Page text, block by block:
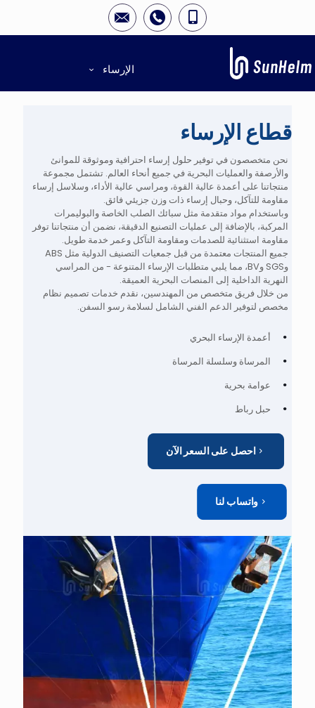
الإرساء
قطاع الإرساء
نحن متخصصون في توفير حلول إرساء احترافية وموثوقة للموانئ
والأرصفة والعمليات البحرية في جميع أنحاء العالم. تشتمل مجموعة
منتجاتنا على أعمدة عالية القوة، ومراسي عالية الأداء، وسلاسل إرساء
مقاومة للتآكل، وحبال إرساء ذات وزن جزيئي فائق.
وباستخدام مواد متقدمة مثل سبائك الصلب الخاصة والبوليمرات
المركبة، بالإضافة إلى عمليات التصنيع الدقيقة، نضمن أن منتجاتنا توفر
مقاومة استثنائية للصدمات ومقاومة التآكل وعمر خدمة طويل.
جميع المنتجات معتمدة من قبل جمعيات التصنيف الدولية مثل ABS
وSGS وBV، مما يلبي متطلبات الإرساء المتنوعة - من المراسي
النهرية الداخلية إلى المنصات البحرية العميقة.
من خلال فريق متخصص من المهندسين، نقدم خدمات تصميم نظام
مخصص لتوفير الدعم الفني الشامل لسلامة رسو السفن.
أعمدة الإرساء البحري
المرساة وسلسلة المرساة
عوامة بحرية
حبل رباط
احصل على السعر الآن
واتساب لنا